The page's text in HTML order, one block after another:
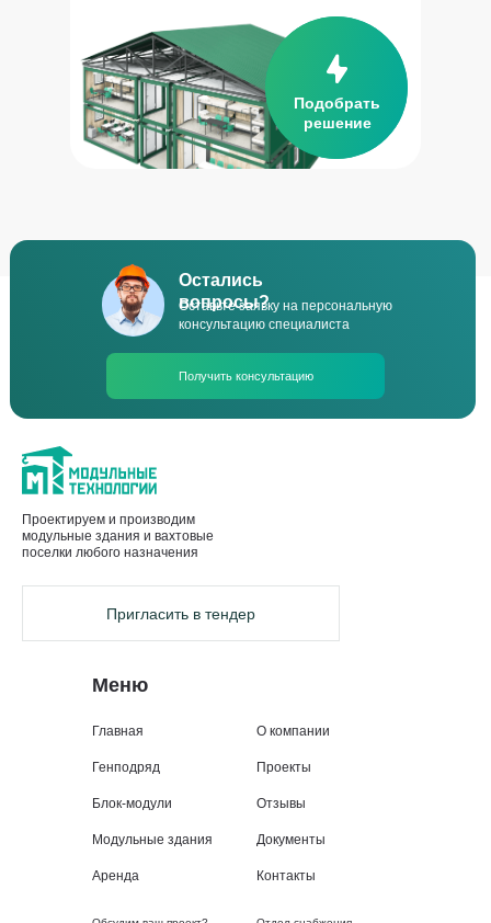
Подобрать
решение
Остались
вопросы?
Оставьте заявку на персональную
консультацию специалиста
Получить консультацию
Проектируем и производим
модульные здания и вахтовые
поселки любого назначения
Пригласить в тендер
Меню
Главная
Генподряд
Модульные здания
Блок-модули
О компании
Проекты
Отзывы
Документы
Контакты
Аренда